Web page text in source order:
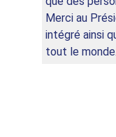
Merci au
intégré ainsi
tout le monde.